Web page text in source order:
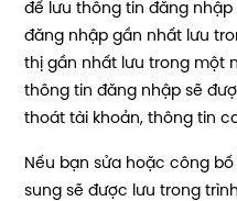
để lưu thông tin đăng
đăng nhập gần nhất lưu
thị gần nhất lưu trong một
thông tin đăng nhập sẽ
thoát tài khoản, thông tin
Nếu bạn sửa hoặc công
sung sẽ được lưu trong